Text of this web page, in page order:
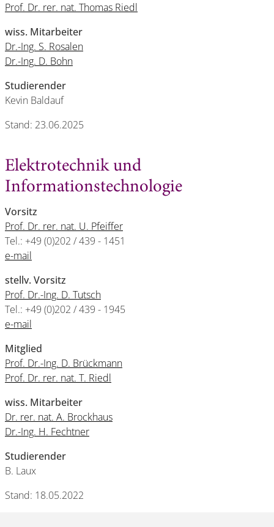
Prof. Dr. rer. nat. Thomas Riedl
wiss. Mitarbeiter
Dr.-Ing. S. Rosalen
Dr.-Ing. D. Bohn
Studierender
Kevin Baldauf
Stand: 23.06.2025
Elektrotechnik und
Informationstechnologie
Vorsitz
Prof. Dr. rer. nat. U. Pfeiffer
Tel.: +49 (0)202 / 439 - 1451
e-mail
stellv. Vorsitz
Prof. Dr.-Ing. D. Tutsch
Tel.: +49 (0)202 / 439 - 1945
e-mail
Mitglied
Prof. Dr.-Ing. D. Brückmann
Prof. Dr. rer. nat. T. Riedl
wiss. Mitarbeiter
Dr. rer. nat. A. Brockhaus
Dr.-Ing. H. Fechtner
Studierender
B. Laux
Stand: 18.05.2022